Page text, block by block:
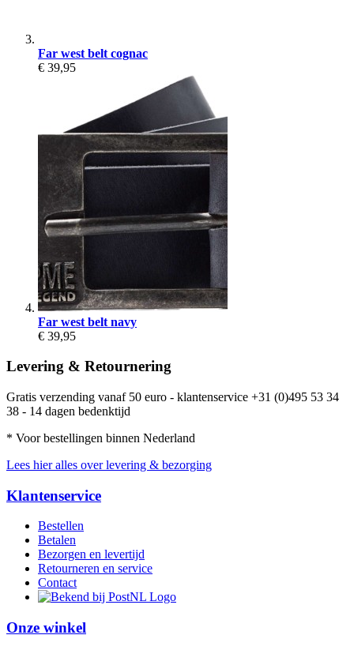
Far west belt cognac
€ 39,95
Far west belt navy
€ 39,95
Levering & Retournering
Gratis verzending vanaf 50 euro - klantenservice +31 (0)495 53 34
38 - 14 dagen bedenktijd
* Voor bestellingen binnen Nederland
Lees hier alles over levering & bezorging
Klantenservice
Bestellen
Betalen
Bezorgen en levertijd
Retourneren en service
Contact
Onze winkel